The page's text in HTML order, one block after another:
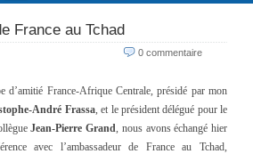
France au Tchad
0 commentaire
d’amitié France-Afrique Centrale, présidé par mon
André Frassa, et le président délégué pour le
Jean-Pierre Grand, nous avons échangé hier
avec l’ambassadeur de France au Tchad,